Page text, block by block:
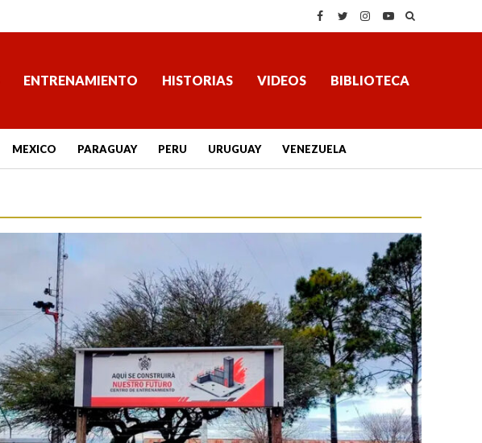
ENTRENAMIENTO HISTORIAS VIDEOS BIBLIOTECA
MEXICO PARAGUAY PERU URUGUAY VENEZUELA